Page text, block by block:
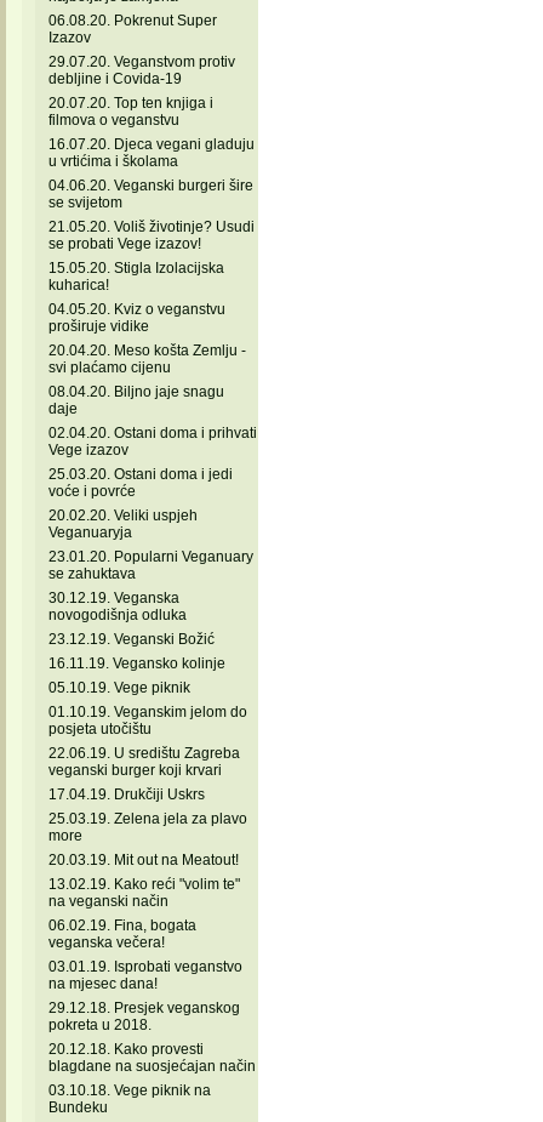
06.08.20. Pokrenut Super
Izazov
29.07.20. Veganstvom protiv
debljine i Covida-19
20.07.20. Top ten knjiga i
filmova o veganstvu
16.07.20. Djeca vegani gladuju
u vrtićima i školama
04.06.20. Veganski burgeri šire
se svijetom
21.05.20. Voliš životinje? Usudi
se probati Vege izazov!
15.05.20. Stigla Izolacijska
kuharica!
04.05.20. Kviz o veganstvu
proširuje vidike
20.04.20. Meso košta Zemlju -
svi plaćamo cijenu
08.04.20. Biljno jaje snagu
daje
02.04.20. Ostani doma i prihvati
Vege izazov
25.03.20. Ostani doma i jedi
voće i povrće
20.02.20. Veliki uspjeh
Veganuaryja
23.01.20. Popularni Veganuary
se zahuktava
30.12.19. Veganska
novogodišnja odluka
23.12.19. Veganski Božić
16.11.19. Vegansko kolinje
05.10.19. Vege piknik
01.10.19. Veganskim jelom do
posjeta utočištu
22.06.19. U središtu Zagreba
veganski burger koji krvari
17.04.19. Drukčiji Uskrs
25.03.19. Zelena jela za plavo
more
20.03.19. Mit out na Meatout!
13.02.19. Kako reći "volim te"
na veganski način
06.02.19. Fina, bogata
veganska večera!
03.01.19. Isprobati veganstvo
na mjesec dana!
29.12.18. Presjek veganskog
pokreta u 2018.
20.12.18. Kako provesti
blagdane na suosjećajan način
03.10.18. Vege piknik na
Bundeku